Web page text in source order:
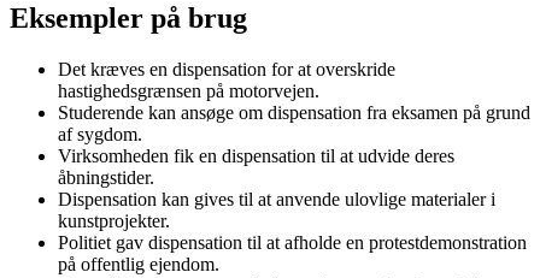
Eksempler på brug
Det kræves en dispensation for at overskride
hastighedsgrænsen på motorvejen.
Studerende kan ansøge om dispensation fra eksamen på grund
af sygdom.
Virksomheden fik en dispensation til at udvide deres
åbningstider.
Dispensation kan gives til at anvende ulovlige materialer i
kunstprojekter.
Politiet gav dispensation til at afholde en protestdemonstration
på offentlig ejendom.